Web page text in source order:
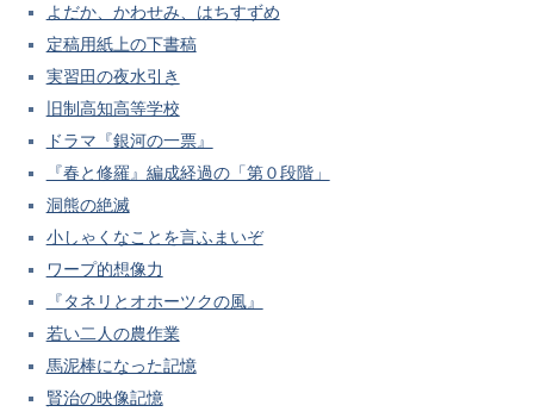
よだか、かわせみ、はちすずめ
定稿用紙上の下書稿
実習田の夜水引き
旧制高知高等学校
ドラマ『銀河の一票』
『春と修羅』編成経過の「第０段階」
洞熊の絶滅
小しゃくなことを言ふまいぞ
ワープ的想像力
『タネリとオホーツクの風』
若い二人の農作業
馬泥棒になった記憶
賢治の映像記憶